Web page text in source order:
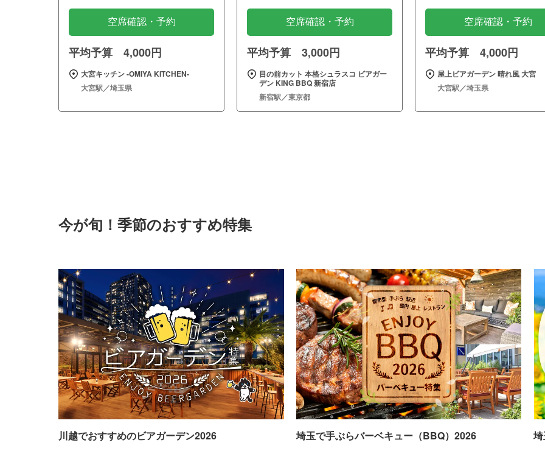
空席確認・予約
平均予算 4,000円
大宮キッチン ‐OMIYA KITCHEN‐
大宮駅／埼玉県
空席確認・予約
平均予算 3,000円
目の前カット 本格シュラスコ ビアガー
デン KING BBQ 新宿店
新宿駅／東京都
空席確認・予約
平均予算 4,000円
屋上ビアガーデン 晴れ風 大宮
大宮駅／埼玉県
今が旬！季節のおすすめ特集
川越でおすすめのビアガーデン2026 埼玉で手ぶらバーベキュー（BBQ）2026